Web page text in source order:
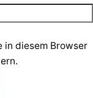
in diesem Browser